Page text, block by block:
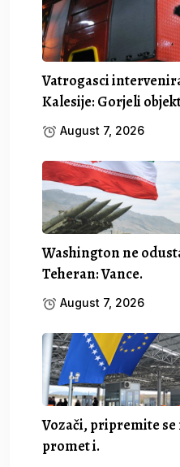
Vatrogasci
Kalesije: Gorjeli
August 7, 2026
Washington ne
Teheran: Vance.
August 7, 2026
Vozači, pripremite se
promet i.